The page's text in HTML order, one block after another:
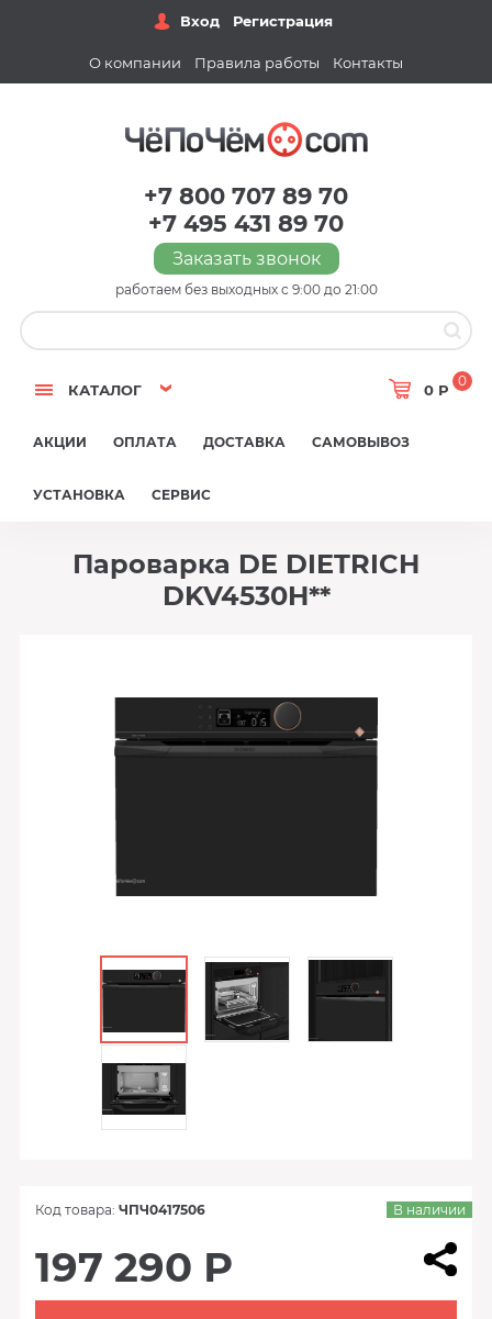
Вход Регистрация
О компании Правила работы Контакты
+7 800 707 89 70
+7 495 431 89 70
Заказать звонок
работаем без выходных с 9:00 до 21:00
КАТАЛОГ 0 Р
0
АКЦИИ ОПЛАТА ДОСТАВКА САМОВЫВОЗ
УСТАНОВКА СЕРВИС
Пароварка DE DIETRICH
DKV4530H**
Код товара: ЧПЧ0417506 В наличии
197 290 Р